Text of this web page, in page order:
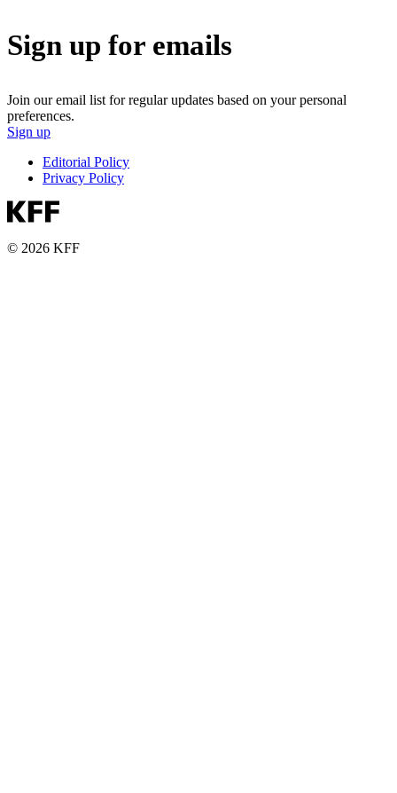
Sign up for emails
Join our email list for regular updates based on your personal
preferences.
Sign up
Editorial Policy
Privacy Policy
© 2026 KFF